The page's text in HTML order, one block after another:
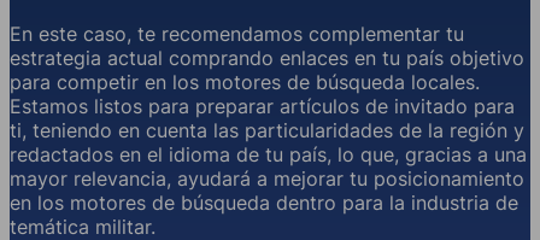
En este caso, te recomendamos complementar tu
estrategia actual comprando enlaces en tu país objetivo
para competir en los motores de búsqueda locales.
Estamos listos para preparar artículos de invitado para
ti, teniendo en cuenta las particularidades de la región y
redactados en el idioma de tu país, lo que, gracias a una
mayor relevancia, ayudará a mejorar tu posicionamiento
en los motores de búsqueda dentro para la industria de
temática militar.